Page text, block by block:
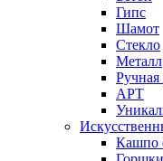
Гипс
Шамот
Стекло
Металл
Ручная
АРТ
Кашпо